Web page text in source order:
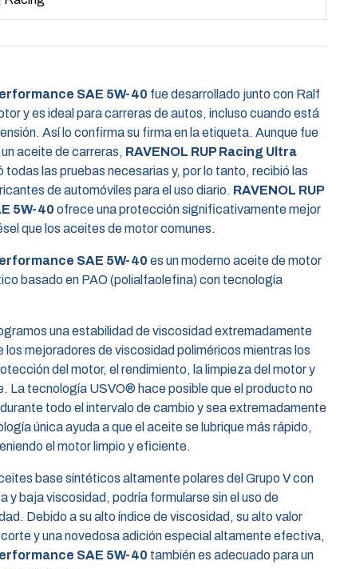
SAE 5W-40 fue desarrollado junto con Ralf
y es ideal para carreras de autos, incluso cuando está
Así lo confirma su firma en la etiqueta. Aunque fue
aceite de carreras, RAVENOL RUP Racing Ultra
todas las pruebas necesarias y, por lo tanto, recibió las
de automóviles para el uso diario. RAVENOL RUP
5W-40 ofrece una protección significativamente mejor
que los aceites de motor comunes.
SAE 5W-40 es un moderno aceite de motor
basado en PAO (polialfaolefina) con tecnología
una estabilidad de viscosidad extremadamente
mejoradores de viscosidad poliméricos mientras los
del motor, el rendimiento, la limpieza del motor y
La tecnología USVO® hace posible que el producto no
todo el intervalo de cambio y sea extremadamente
única ayuda a que el aceite se lubrique más rápido,
el motor limpio y eficiente.
base sintéticos altamente polares del Grupo V con
y baja viscosidad, podría formularse sin el uso de
Debido a su alto índice de viscosidad, su alto valor
y una novedosa adición especial altamente efectiva,
SAE 5W-40 también es adecuado para un